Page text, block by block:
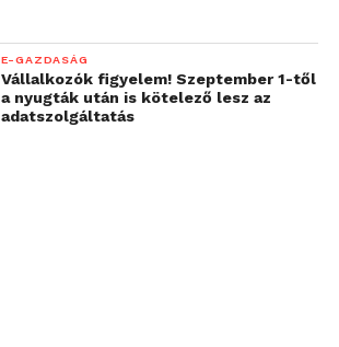
E-GAZDASÁG
Vállalkozók figyelem! Szeptember 1-től
a nyugták után is kötelező lesz az
adatszolgáltatás